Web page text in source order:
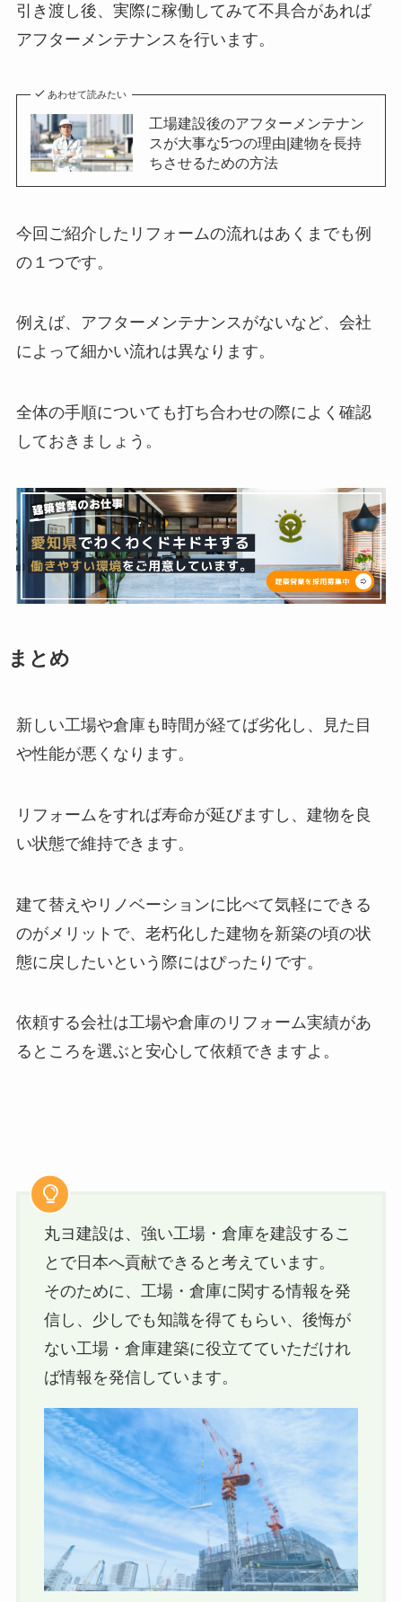
引き渡し後、実際に稼働してみて不具合があれば
アフターメンテナンスを行います。
あわせて読みたい
工場建設後のアフターメンテナン
スが大事な5つの理由|建物を長持
ちさせるための方法
今回ご紹介したリフォームの流れはあくまでも例
の１つです。
例えば、アフターメンテナンスがないなど、会社
によって細かい流れは異なります。
全体の手順についても打ち合わせの際によく確認
しておきましょう。
まとめ
新しい工場や倉庫も時間が経てば劣化し、見た目
や性能が悪くなります。
リフォームをすれば寿命が延びますし、建物を良
い状態で維持できます。
建て替えやリノベーションに比べて気軽にできる
のがメリットで、老朽化した建物を新築の頃の状
態に戻したいという際にはぴったりです。
依頼する会社は工場や倉庫のリフォーム実績があ
るところを選ぶと安心して依頼できますよ。
丸ヨ建設は、強い工場・倉庫を建設するこ
とで日本へ貢献できると考えています。
そのために、工場・倉庫に関する情報を発
信し、少しでも知識を得てもらい、後悔が
ない工場・倉庫建築に役立てていただけれ
ば情報を発信しています。